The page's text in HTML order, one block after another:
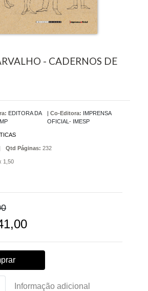
- CADERNOS DE
EDITORA DA
|Co-Editora: IMPRENSA
OFICIAL- IMESP
Qtd Páginas: 232
1,50
Informação adicional